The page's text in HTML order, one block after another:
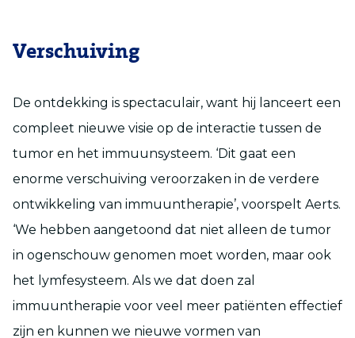
Verschuiving
De ontdekking is spectaculair, want hij lanceert een
compleet nieuwe visie op de interactie tussen de
tumor en het immuunsysteem. ‘Dit gaat een
enorme verschuiving veroorzaken in de verdere
ontwikkeling van immuuntherapie’, voorspelt Aerts.
‘We hebben aangetoond dat niet alleen de tumor
in ogenschouw genomen moet worden, maar ook
het lymfesysteem. Als we dat doen zal
immuuntherapie voor veel meer patiënten effectief
zijn en kunnen we nieuwe vormen van